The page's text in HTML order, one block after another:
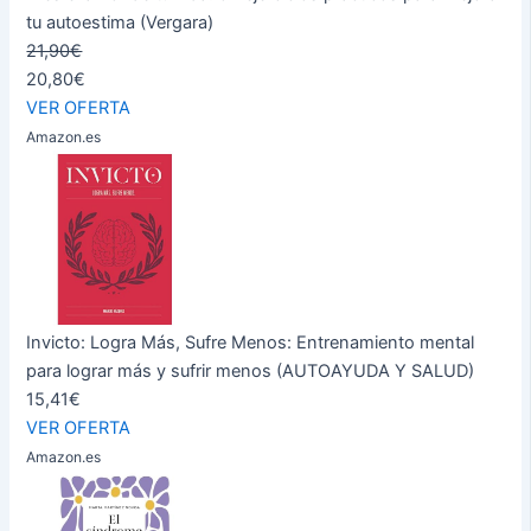
tu autoestima (Vergara)
21,90€
20,80€
VER OFERTA
Amazon.es
Invicto: Logra Más, Sufre Menos: Entrenamiento mental
para lograr más y sufrir menos (AUTOAYUDA Y SALUD)
15,41€
VER OFERTA
Amazon.es